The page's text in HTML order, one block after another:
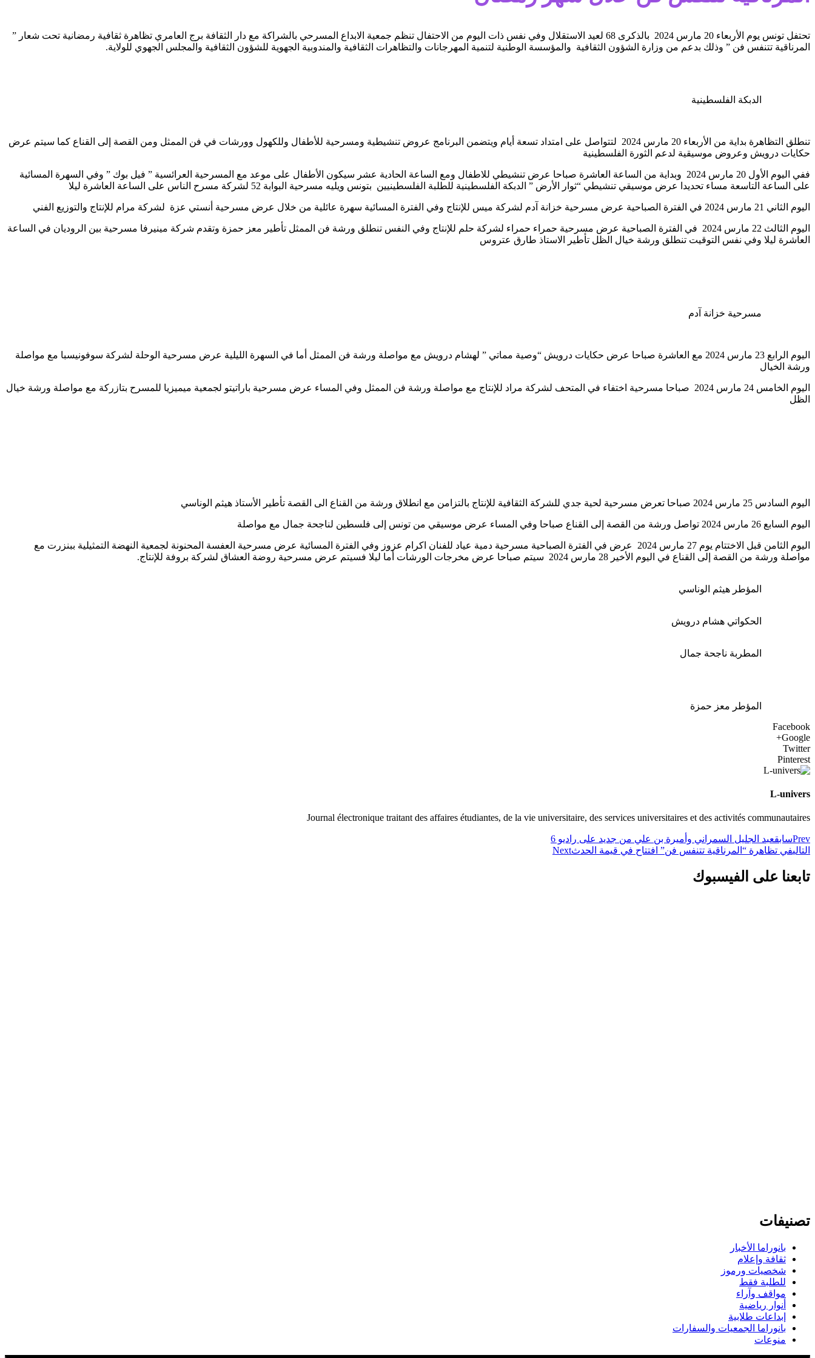
تحتفل تونس يوم الأربعاء 20 مارس 2024 بالذكرى 68 لعيد الاستقلال وفي نفس ذات اليوم من الاحتفال تنظم جمعية الابداع المسرحي بالشراكة مع دار الثقافة برج العامري تظاهرة ثقافية رمضانية تحت شعار ”
المرناقية تتنفس فن ” وذلك بدعم من وزارة الشؤون الثقافية والمؤسسة الوطنية لتنمية المهرجانات والتظاهرات الثقافية والمندوبية الجهوية للشؤون الثقافية والمجلس الجهوي للولاية.
الدبكة الفلسطينية
تنطلق التظاهرة بداية من الأربعاء 20 مارس 2024 لتتواصل على امتداد تسعة أيام ويتضمن البرنامج عروض تنشيطية ومسرحية للأطفال وللكهول وورشات في فن الممثل ومن القصة إلى القناع كما سيتم عرض
حكايات درويش وعروض موسيقية لدعم الثورة الفلسطينية
ففي اليوم الأول 20 مارس 2024 وبداية من الساعة العاشرة صباحا عرض تنشيطي للاطفال ومع الساعة الحادية عشر سيكون الأطفال على موعد مع المسرحية العرائسية ” فيل بوك ” وفي السهرة المسائية
على الساعة التاسعة مساء تحديدا عرض موسيقي تنشيطي “ثوار الأرض ” الدبكة الفلسطينية للطلبة الفلسطينيين بتونس ويليه مسرحية البوابة 52 لشركة مسرح الناس على الساعة العاشرة ليلا
اليوم الثاني 21 مارس 2024 في الفترة الصباحية عرض مسرحية خزانة آدم لشركة ميس للإنتاج وفي الفترة المسائية سهرة عائلية من خلال عرض مسرحية أنستي عزة لشركة مرام للإنتاج والتوزيع الفني
اليوم الثالث 22 مارس 2024 في الفترة الصباحية عرض مسرحية حمراء حمراء لشركة حلم للإنتاج وفي النفس تنطلق ورشة فن الممثل تأطير معز حمزة وتقدم شركة مينيرفا مسرحية بين الروديان في الساعة
العاشرة ليلا وفي نفس التوقيت تنطلق ورشة خيال الظل تأطير الاستاذ طارق عتروس
مسرحية خزانة آدم
اليوم الرابع 23 مارس 2024 مع العاشرة صباحا عرض حكايات درويش “وصية مماتي ” لهشام درويش مع مواصلة ورشة فن الممثل أما في السهرة الليلية عرض مسرحية الوحلة لشركة سوفونيسبا مع مواصلة
ورشة الخيال
اليوم الخامس 24 مارس 2024 صباحا مسرحية اختفاء في المتحف لشركة مراد للإنتاج مع مواصلة ورشة فن الممثل وفي المساء عرض مسرحية باراتيتو لجمعية ميميزيا للمسرح بتازركة مع مواصلة ورشة خيال
الظل
اليوم السادس 25 مارس 2024 صباحا تعرض مسرحية لحية جدي للشركة الثقافية للإنتاج بالتزامن مع انطلاق ورشة من القناع الى القصة تأطير الأستاذ هيثم الوناسي
اليوم السابع 26 مارس 2024 تواصل ورشة من القصة إلى القناع صباحا وفي المساء عرض موسيقي من تونس إلى فلسطين لناجحة جمال مع مواصلة
اليوم الثامن قبل الاختتام يوم 27 مارس 2024 عرض في الفترة الصباحية مسرحية دمية عياد للفنان اكرام عزوز وفي الفترة المسائية عرض مسرحية العفسة المحنونة لجمعية النهضة التمثيلية ببنزرت مع
مواصلة ورشة من القصة إلى القناع في اليوم الأخير 28 مارس 2024 سيتم صباحا عرض مخرجات الورشات أما ليلا فسيتم عرض مسرحية روضة العشاق لشركة بروفة للإنتاج.
المؤطر هيثم الوناسي
الحكواتي هشام درويش
المطربة ناجحة جمال
المؤطر معز حمزة
Facebook
Google+
Twitter
Pinterest
L-univers
Journal électronique traitant des affaires étudiantes, de la vie universitaire, des services universitaires et des activités communautaires
Prevسابقعبد الجليل السمراني وأميرة بن علي من جديد على راديو 6
التاليفي تظاهرة “المرناقية تتنفس فن” افتتاح في قيمة الحدثNext
تابعنا على الفيسبوك
تصنيفات
بانوراما الأخبار
ثقافة وإعلام
شخصيات ورموز
للطلبة فقط
مواقف وآراء
أنوار رياضية
إبداعات طلابية
بانوراما الجمعيات والسفارات
منوعات